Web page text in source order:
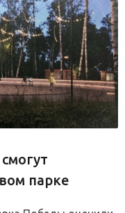
парке